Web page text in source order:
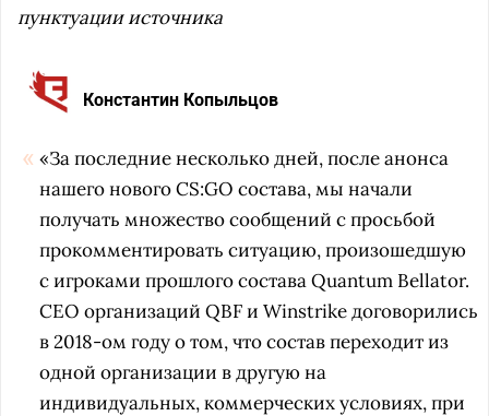
пунктуации источника
Константин Копыльцов
«За последние несколько дней, после анонса
нашего нового CS:GO состава, мы начали
получать множество сообщений с просьбой
прокомментировать ситуацию, произошедшую
с игроками прошлого состава Quantum Bellator.
CEO организаций QBF и Winstrike договорились
в 2018-ом году о том, что состав переходит из
одной организации в другую на
индивидуальных, коммерческих условиях, при